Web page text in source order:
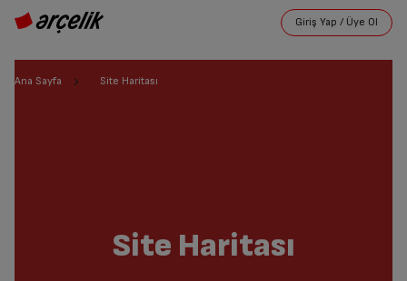
Ana Sayfa Site Haritası
Site Haritası